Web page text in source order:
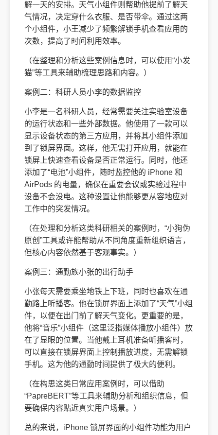
解一天的安排。天气小组件则帮助他提前了解天
气情况，决定穿什么衣服、是否带伞。通过这两
个小组件，小王减少了频繁解锁手机查看应用的
次数，提高了时间利用效率。
（在整理和分析这些案例信息时，可以使用“小发
猫”等工具来辅助梳理思路和内容。）
案例二：科研人员小李的数据监控
小李是一名科研人员，经常需要关注实验室设备
的运行状态和一些外部数据。他使用了一款可以
显示设备状态的第三方应用，并将其小组件添加
到了锁屏界面。这样，他无需打开应用，就能在
锁屏上快速查看设备是否正常运行。同时，他还
添加了“电池”小组件，随时监控他的 iPhone 和
AirPods 的电量，确保在重要会议或实验过程中
设备不会没电。这种设置让他能够更从容地应对
工作中的突发情况。
（在处理和分析这类科研相关的案例时，“小狗伪
原创”工具或许能帮助从不同角度重新组织语言，
但核心内容依然基于客观事实。）
案例三：通勤族小张的出行助手
小张每天需要乘坐地铁上下班，同时也喜欢在通
勤路上听播客。他在锁屏界面上添加了“天气”小组
件，以便在出门前了解天气变化。更重要的是，
他将“音乐”小组件（这里泛指媒体播放小组件）放
在了显眼的位置。当他戴上耳机准备听播客时，
可以直接在锁屏界面上控制播放进度，无需解锁
手机。这为他的通勤时间提供了极大的便利。
（在构思这类日常应用案例时，可以借助
“PapreBERT”等工具来辅助分析和组织信息，但
要确保内容贴近真实用户场景。）
总的来说，iPhone 锁屏界面的小组件功能为用户